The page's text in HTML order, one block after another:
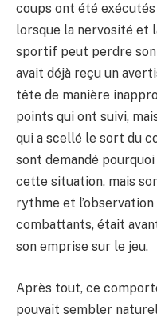
coups ont été
lorsque la nervosité et
sportif peut perdre son
avait déjà reçu un
tête de manière
points qui ont suivi,
qui a scellé le sort du
sont demandé
cette situation, mais
rythme et
combattants, était
son emprise sur le jeu.
Après tout, ce
pouvait sembler